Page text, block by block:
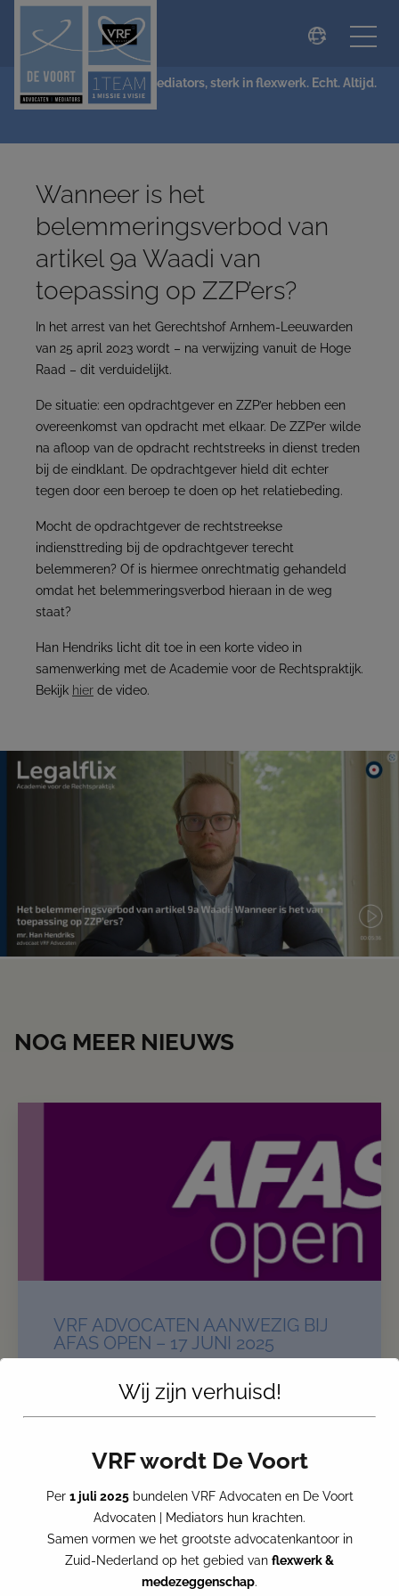
De Voort Advocaten | Mediators, sterk in flexwerk. Echt. Altijd.
Wanneer is het
belemmeringsverbod van
artikel 9a Waadi van
toepassing op ZZP’ers?
In het arrest van het Gerechtshof Arnhem-Leeuwarden
van 25 april 2023 wordt – na verwijzing vanuit de Hoge
Raad – dit verduidelijkt.
De situatie: een opdrachtgever en ZZP’er hebben een
overeenkomst van opdracht met elkaar. De ZZP’er wilde
na afloop van de opdracht rechtstreeks in dienst treden
bij de eindklant. De opdrachtgever hield dit echter
tegen door een beroep te doen op het relatiebeding.
Mocht de opdrachtgever de rechtstreekse
indiensttreding bij de opdrachtgever terecht
belemmeren? Of is hiermee onrechtmatig gehandeld
omdat het belemmeringsverbod hieraan in de weg
staat?
Han Hendriks licht dit toe in een korte video in
samenwerking met de Academie voor de Rechtspraktijk.
Bekijk hier de video.
NOG MEER NIEUWS
VRF ADVOCATEN AANWEZIG BIJ
AFAS OPEN – 17 JUNI 2025
AFAS Open 2025 AFAS Open is hét jaarlijkse event
waar technologie, arbeid en toekomstgerichte
Hendarin Mouselli is samen met Stefan Pool, die
Wij zijn verhuisd!
VRF wordt De Voort
Per 1 juli 2025bundelen VRF Advocaten en De Voort
Advocaten | Mediators hun krachten.
Samen vormen we het grootste advocatenkantoor in
Zuid-Nederland op het gebied van flexwerk &
medezeggenschap.